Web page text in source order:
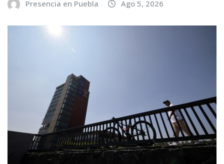
Presencia en Puebla Ago 5, 2026